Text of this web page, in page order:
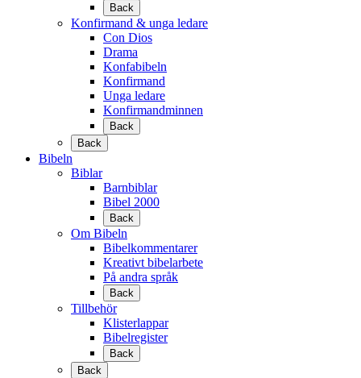
Back
Konfirmand & unga ledare
Con Dios
Drama
Konfabibeln
Konfirmand
Unga ledare
Konfirmandminnen
Back
Back
Bibeln
Biblar
Barnbiblar
Bibel 2000
Back
Om Bibeln
Bibelkommentarer
Kreativt bibelarbete
På andra språk
Back
Tillbehör
Klisterlappar
Bibelregister
Back
Back